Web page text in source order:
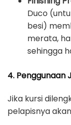
Duco
besi)
merata,
sehingga
4. Penggunaan
Jika kursi
pelapisnya